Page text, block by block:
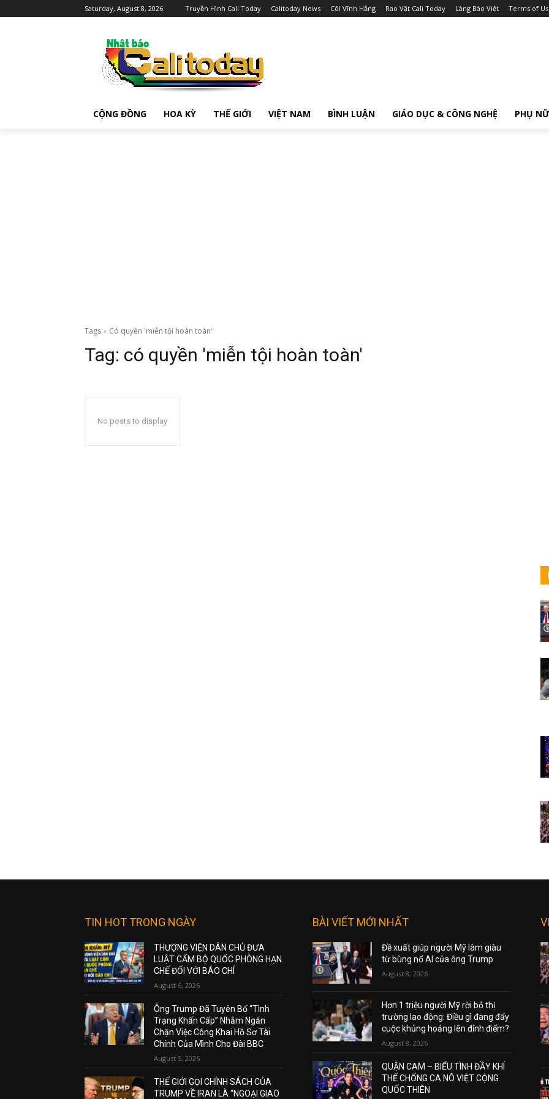
Saturday, August 8, 2026 Truyền Hình Cali Today Calitoday News Cõi Vĩnh Hằng Rao Vặt Cali Today Làng Báo Việt Terms of
CỘNG ĐỒNG HOA KỲ THẾ GIỚI VIỆT NAM BÌNH LUẬN GIÁO DỤC & CÔNG NGHỆ PHỤ NỮ
Tags Có quyền 'miễn tội hoàn toàn'
Tag: có quyền 'miễn tội hoàn toàn'
No posts to display
TIN HOT TRONG NGÀY
THƯỢNG VIỆN DÂN CHỦ ĐƯA
LUẬT CẤM BỘ QUỐC PHÒNG HẠN
CHẾ ĐỐI VỚI BÁO CHÍ
August 6, 2026
Ông Trump Đã Tuyên Bố “Tình
Trạng Khẩn Cấp” Nhằm Ngăn
Chặn Việc Công Khai Hồ Sơ Tài
Chính Của Mình Cho Đài BBC
August 5, 2026
THẾ GIỚI GỌI CHÍNH SÁCH CỦA
TRUMP VỀ IRAN LÀ “NGOẠI GIAO
BÀI VIẾT MỚI NHẤT
Đề xuất giúp người Mỹ làm giàu
từ bùng nổ AI của ông Trump
August 8, 2026
Hơn 1 triệu người Mỹ rời bỏ thị
trường lao động: Điều gì đang đẩy
cuộc khủng hoảng lên đỉnh điểm?
August 8, 2026
QUẬN CAM – BIỂU TÌNH ĐẦY KHÍ
THẾ CHỐNG CA NÔ VIỆT CỘNG
QUỐC THIÊN